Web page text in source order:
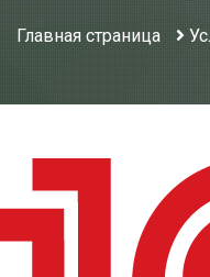
Главная страница